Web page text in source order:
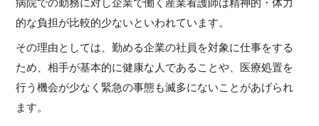
病院での勤務に対し企業で働く産業看護師は精神的・体力
的な負担が比較的少ないといわれています。
その理由としては、勤める企業の社員を対象に仕事をする
ため、相手が基本的に健康な人であることや、医療処置を
行う機会が少なく緊急の事態も滅多にないことがあげられ
ます。